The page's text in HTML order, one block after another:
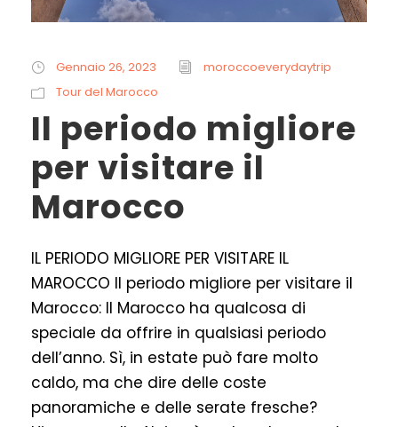
Gennaio 26, 2023
moroccoeverydaytrip
Tour del Marocco
Il periodo migliore
per visitare il
Marocco
IL PERIODO MIGLIORE PER VISITARE IL
MAROCCO Il periodo migliore per visitare il
Marocco: Il Marocco ha qualcosa di
speciale da offrire in qualsiasi periodo
dell’anno. Sì, in estate può fare molto
caldo, ma che dire delle coste
panoramiche e delle serate fresche?